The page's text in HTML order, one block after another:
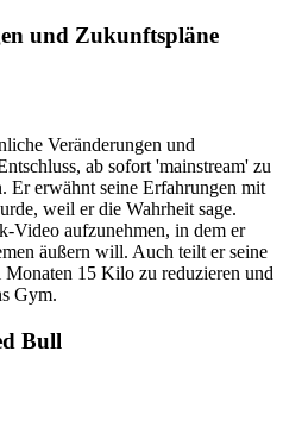
und Zukunftspläne
Veränderungen und
ab sofort 'mainstream' zu
Er erwähnt seine Erfahrungen mit
weil er die Wahrheit sage.
Video aufzunehmen, in dem er
äußern will. Auch teilt er seine
15 Kilo zu reduzieren und
Gym.
Bull